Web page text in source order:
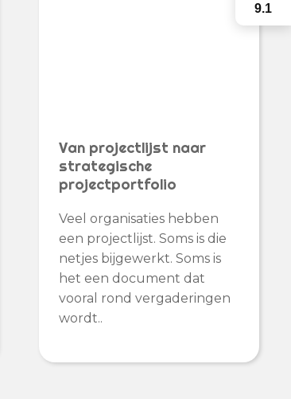
Van projectlijst naar
strategische
projectportfolio
Veel organisaties hebben
een projectlijst. Soms is die
netjes bijgewerkt. Soms is
het een document dat
vooral rond vergaderingen
wordt..
9.1